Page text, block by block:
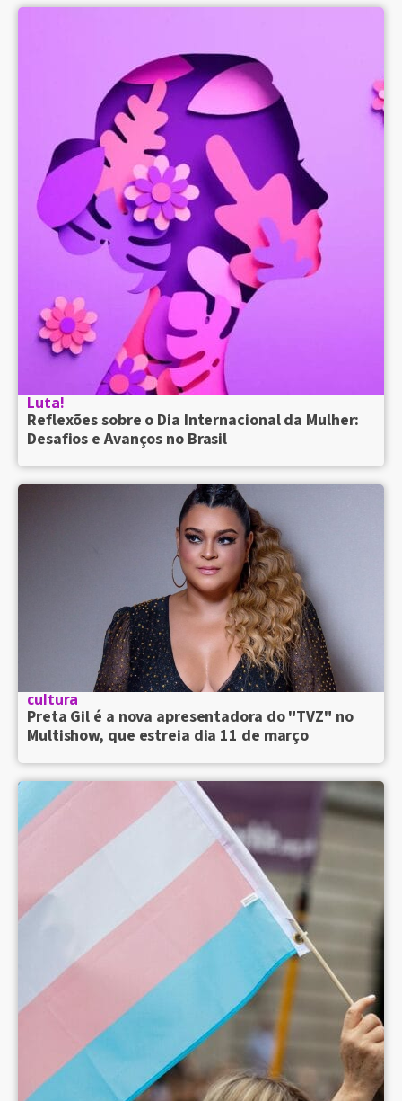
Luta!
Reflexões sobre o Dia Internacional da Mulher:
Desafios e Avanços no Brasil
cultura
Preta Gil é a nova apresentadora do "TVZ" no
Multishow, que estreia dia 11 de março